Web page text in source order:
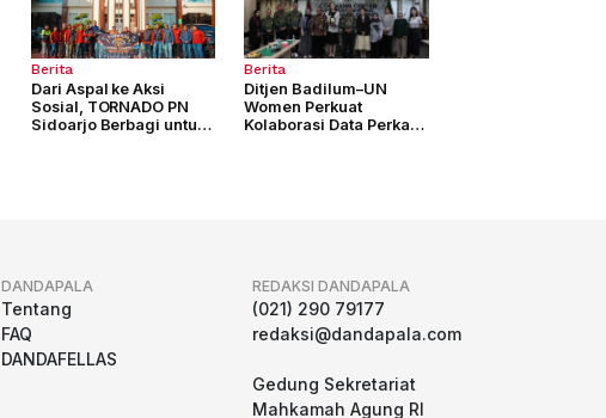
Berita
Dari Aspal ke Aksi
Sosial, TORNADO PN
Sidoarjo Berbagi untuk
Berita
Ditjen Badilum–UN
Women Perkuat
Kolaborasi Data Perkara
DANDAPALA
Tentang
FAQ
DANDAFELLAS
REDAKSI DANDAPALA
(021) 290 79177
redaksi@dandapala.com
Gedung Sekretariat
Mahkamah Agung RI